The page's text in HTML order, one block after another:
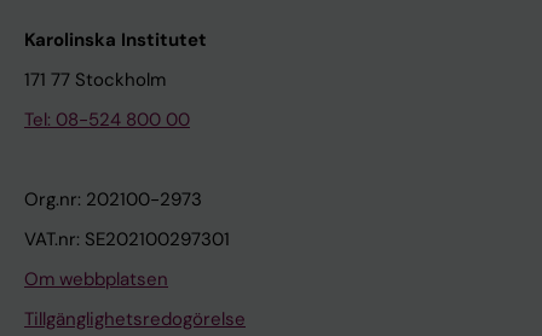
Karolinska Institutet
171 77 Stockholm
Tel: 08-524 800 00
Org.nr: 202100-2973
VAT.nr: SE202100297301
Om webbplatsen
Tillgänglighetsredogörelse